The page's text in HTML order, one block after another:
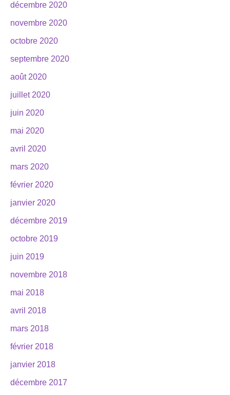
décembre 2020
novembre 2020
octobre 2020
septembre 2020
août 2020
juillet 2020
juin 2020
mai 2020
avril 2020
mars 2020
février 2020
janvier 2020
décembre 2019
octobre 2019
juin 2019
novembre 2018
mai 2018
avril 2018
mars 2018
février 2018
janvier 2018
décembre 2017